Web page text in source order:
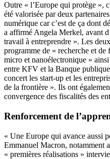
Outre « l’Europe qui protège »,
été valorisée par deux
numérique car c’est de ça dont
a affirmé Angela Merkel, avant
travail à entreprendre ». Les
programme de « recherche et
micro et nanoélectronique »
entre KFV et la Banque
concert les start-up et les
de la frontière ». Ils ont
convergence des fiscalités des
Renforcement de
« Une Europe qui avance aussi
Emmanuel Macron, notamment
« premières réalisations »